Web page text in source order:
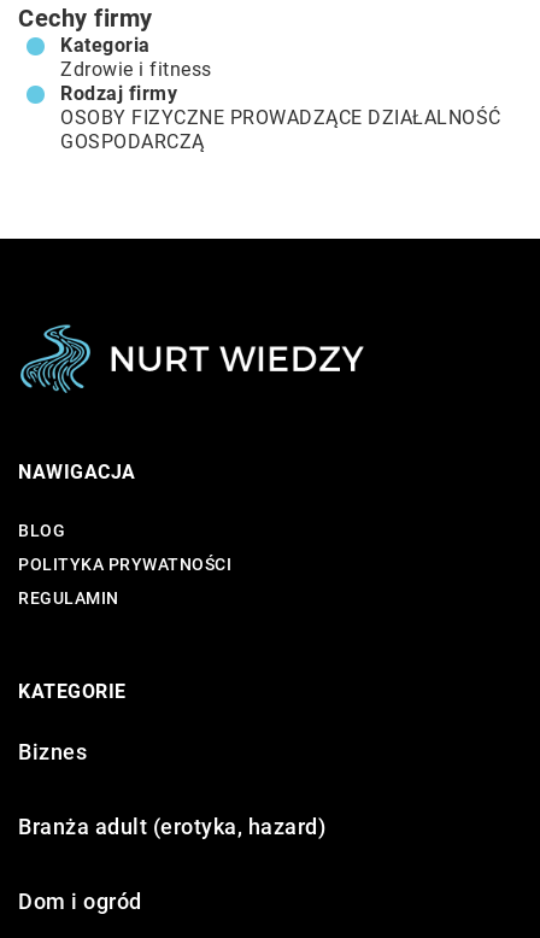
Cechy firmy
Kategoria
Zdrowie i fitness
Rodzaj firmy
OSOBY FIZYCZNE PROWADZĄCE DZIAŁALNOŚĆ
GOSPODARCZĄ
NAWIGACJA
BLOG
POLITYKA PRYWATNOŚCI
REGULAMIN
KATEGORIE
Biznes
Branża adult (erotyka, hazard)
Dom i ogród